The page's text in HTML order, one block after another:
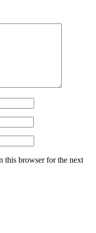
this browser for the next